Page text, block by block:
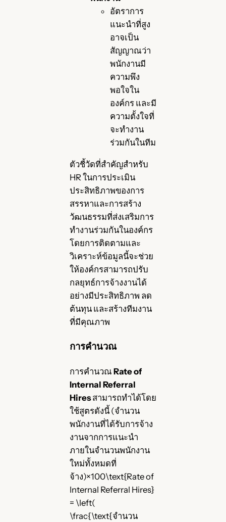
อัตราการ
แนะนำที่สูง
อาจเป็น
สัญญาณว่า
พนักงานมี
ความพึง
พอใจใน
องค์กร และมี
ความตั้งใจที่
จะทำงาน
ร่วมกันในทีม
ตัวชี้วัดที่สำคัญสำหรับ
HR ในการประเมิน
ประสิทธิภาพของการ
สรรหาและการสร้าง
วัฒนธรรมที่ส่งเสริมการ
ทำงานร่วมกันในองค์กร
โดยการติดตามและ
วิเคราะห์ข้อมูลนี้จะช่วย
ให้องค์กรสามารถปรับ
กลยุทธ์การจ้างงานได้
อย่างมีประสิทธิภาพ ลด
ต้นทุน และสร้างทีมงาน
ที่มีคุณภาพ
การคำนวณ
การคำนวณ Rate of
Internal Referral
Hiresสามารถทำได้โดย
ใช้สูตรดังนี้ (จำนวน
พนักงานที่ได้รับการจ้าง
งานจากการแนะนำ
ภายในจำนวนพนักงาน
ใหม่ทั้งหมดที่
จ้าง)×100\text{Rate of
Internal Referral Hires}
= \left(
\frac{\text{จำนวน